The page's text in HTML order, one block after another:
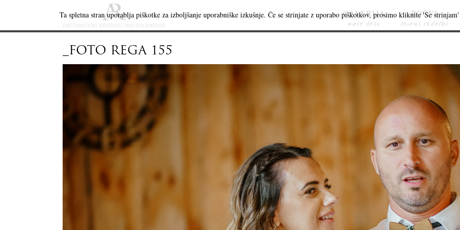
GALERIJA
naše delo
ROČNI
leseni izdelki
_FOTO REGA 155
Ta spletna stran uporablja piškotke za izboljšanje uporabniške izkušnje. Če se strinjate z uporabo piškotkov, prosimo kliknite 'Se